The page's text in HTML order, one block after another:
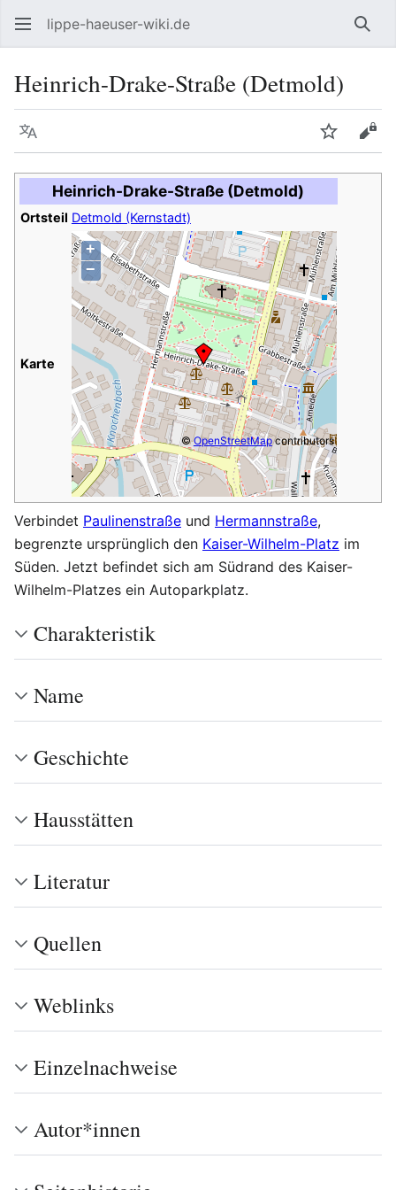
lippe-haeuser-wiki.de
Heinrich-Drake-Straße (Detmold)
Sprache
Heinrich-Drake-Straße (Detmold)
Ortsteil Detmold (Kernstadt)
Karte
+
−
©OpenStreetMapcontributors
Verbindet Paulinenstraße und Hermannstraße,
begrenzte ursprünglich den Kaiser-Wilhelm-Platz im
Süden. Jetzt befindet sich am Südrand des Kaiser-
Wilhelm-Platzes ein Autoparkplatz.
Charakteristik
Name
Geschichte
Hausstätten
Literatur
Quellen
Weblinks
Einzelnachweise
Autor*innen